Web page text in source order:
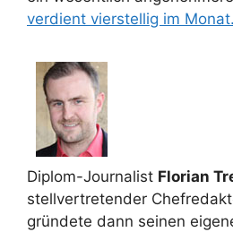
verdient vierstellig im Monat.
Diplom-Journalist Florian
stellvertretender
gründete dann seinen